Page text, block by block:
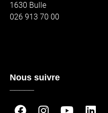
1630 Bulle
026 913 70 00
Nous suivre